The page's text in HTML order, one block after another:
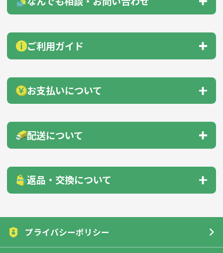
よくあるご質問
総合お問い合わせ 見積もりサポート
お急ぎ在庫確認依頼 サンプル貸出依頼
無料カタログ送付
ご利用ガイド
納品までの流れ 会員登録のすすめ
自動見積機能 商品の選び方
のし・包装
名入れガイド 印刷方法について
領収書ダウンロード
お支払いについて
下記のいずれかの方法をお支払いください。
● 前払い（銀行振込・郵便振替）
配送について
配送先1箇所につき、30,000円以上（税抜）のご注文
で送料無料！
北海道
本州・四国・九州
1,000円
返品・交換について
下記の場合は、商品到着後7日以内に一度ご連絡をくださ
い。返品・交換させていただきます。
プライバシーポリシー